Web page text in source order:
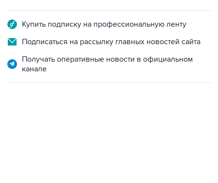
Купить подписку на профессиональную ленту
Подписаться на рассылку главных новостей сайта
Получать оперативные новости в официальном
канале